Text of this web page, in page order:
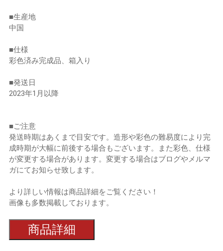
■生産地
中国
■仕様
彩色済み完成品、箱入り
■発送日
2023年1月以降
■ご注意
発送時期はあくまで目安です。造形や彩色の難易度により完
成時期が大幅に前後する場合もございます。また彩色、仕様
が変更する場合があります。変更する場合はブログやメルマ
ガにてお知らせ致します。
より詳しい情報は商品詳細をご覧ください！
画像も多数掲載しております。
商品詳細